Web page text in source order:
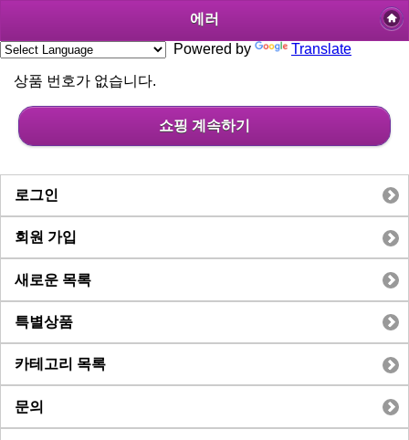
에러
Powered by
Translate
상품 번호가 없습니다.
쇼핑 계속하기
로그인
회원 가입
새로운 목록
특별상품
카테고리 목록
문의